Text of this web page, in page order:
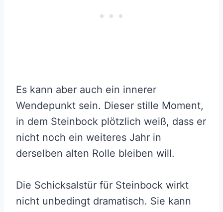
Es kann aber auch ein innerer
Wendepunkt sein. Dieser stille Moment,
in dem Steinbock plötzlich weiß, dass er
nicht noch ein weiteres Jahr in
derselben alten Rolle bleiben will.
Die Schicksalstür für Steinbock wirkt
nicht unbedingt dramatisch. Sie kann